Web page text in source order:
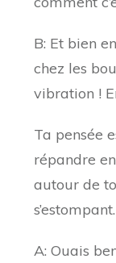
B: Et bien
chez les
vibration !
Ta pensée
répandre
autour de
A: Ouais